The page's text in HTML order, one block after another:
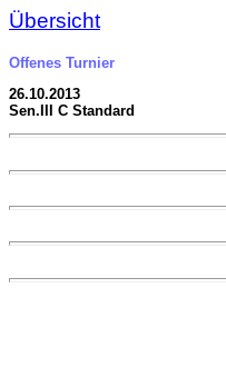
Übersicht
Offenes Turnier
26.10.2013
Sen.III C Standard